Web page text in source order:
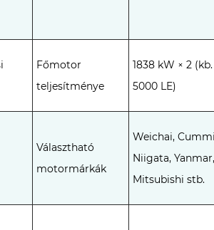
Főmotor
teljesítménye
1838 kW × 2 (kb.
5000 LE)
Választható
motormárkák
Weichai,
Niigata, Yanmar,
Mitsubishi stb.